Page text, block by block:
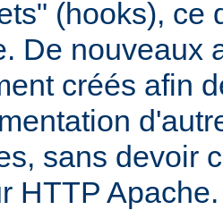
(hooks), ce
De nouveaux
créés afin
sans devoir
HTTP Apache.